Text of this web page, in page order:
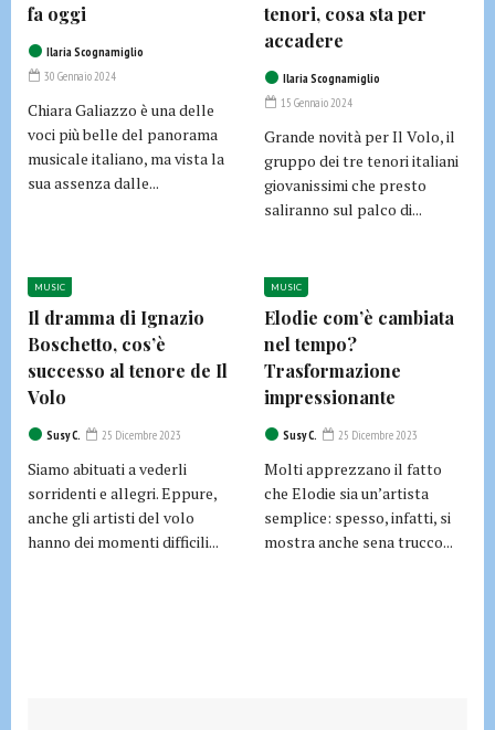
fa oggi
Ilaria Scognamiglio
30 Gennaio 2024
Chiara Galiazzo è una delle
voci più belle del panorama
musicale italiano, ma vista la
sua assenza dalle...
tenori, cosa sta per
accadere
Ilaria Scognamiglio
15 Gennaio 2024
Grande novità per Il Volo, il
gruppo dei tre tenori italiani
giovanissimi che presto
saliranno sul palco di...
MUSIC
Il dramma di Ignazio
Boschetto, cos’è
successo al tenore de Il
Volo
Susy C. 25 Dicembre 2023
Siamo abituati a vederli
sorridenti e allegri. Eppure,
anche gli artisti del volo
hanno dei momenti difficili...
MUSIC
Elodie com’è cambiata
nel tempo?
Trasformazione
impressionante
Susy C. 25 Dicembre 2023
Molti apprezzano il fatto
che Elodie sia un’artista
semplice: spesso, infatti, si
mostra anche sena trucco...